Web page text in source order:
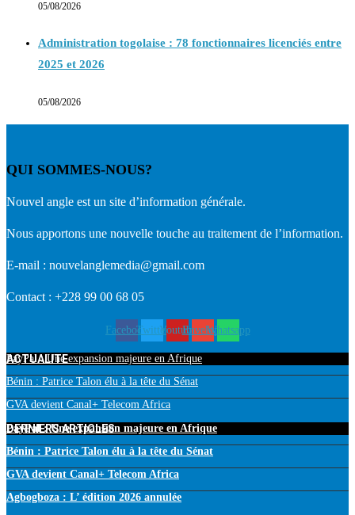
05/08/2026
Administration togolaise : 78 fonctionnaires licenciés entre
2025 et 2026
05/08/2026
QUI SOMMES-NOUS?
Nouvel angle est un site d’information générale.
Nous apportons une nouvelle touche au traitement de l’information.
E-mail : nouvelanglemedia@gmail.com
Contact : +228 99 00 68 05
FacebookTwitterYoutubeEnvelopeWhatsapp
ACTUALITE
PayPal : Une expansion majeure en Afrique
Bénin : Patrice Talon élu à la tête du Sénat
GVA devient Canal+ Telecom Africa
DERNIERS ARTICLES
PayPal : Une expansion majeure en Afrique
Bénin : Patrice Talon élu à la tête du Sénat
GVA devient Canal+ Telecom Africa
Agbogboza : L’ édition 2026 annulée